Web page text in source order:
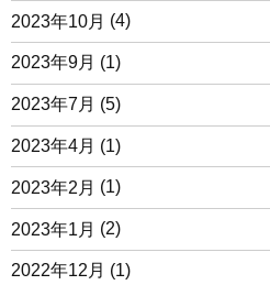
2023年10月 (4)
2023年9月 (1)
2023年7月 (5)
2023年4月 (1)
2023年2月 (1)
2023年1月 (2)
2022年12月 (1)